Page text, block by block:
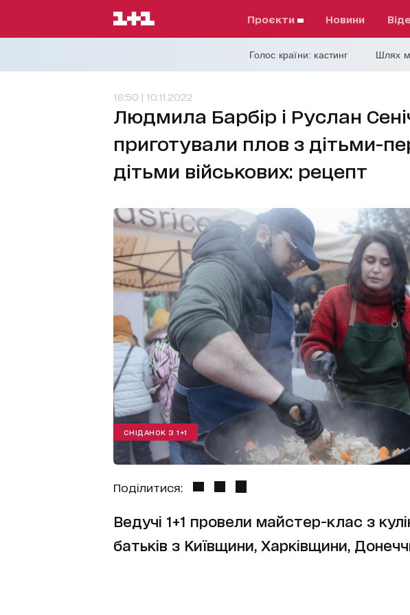
проєкти Новини
Голос країни: кастинг Шлях
16:50 | 10.11.2022
Людмила Барбір і Руслан
приготували плов з дітьми-
дітьми військових: рецепт
СНІДАНОК З 1+1
Поділитися:
Ведучі 1+1 провели майстер-клас з
батьків з Київщини, Харківщини,